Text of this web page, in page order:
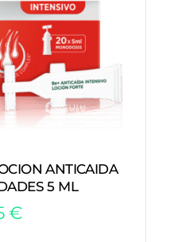
ANTICAIDA
5 ML
€